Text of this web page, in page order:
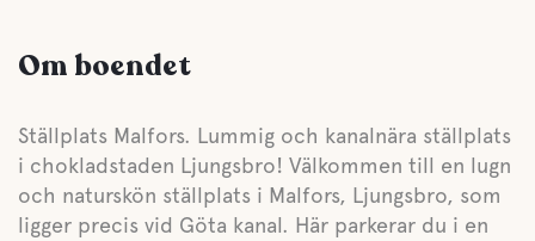
Om boendet
Ställplats Malfors. Lummig och kanalnära ställplats
i chokladstaden Ljungsbro! Välkommen till en lugn
och naturskön ställplats i Malfors, Ljungsbro, som
ligger precis vid Göta kanal. Här parkerar du i en